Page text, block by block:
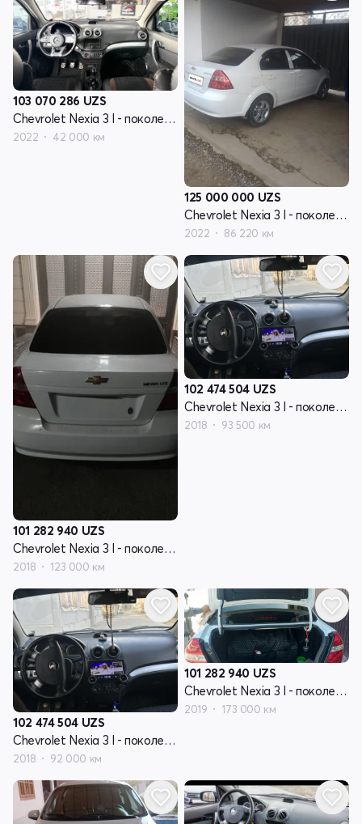
103 070 286 UZS
Chevrolet Nexia 3 I - поколение
2022 42 000 км
125 000 000 UZS
Chevrolet Nexia 3 I - поколение
2022 86 220 км
101 282 940 UZS
Chevrolet Nexia 3 I - поколение
2018 123 000 км
102 474 504 UZS
Chevrolet Nexia 3 I - поколение
2018 93 500 км
102 474 504 UZS
Chevrolet Nexia 3 I - поколение
2018 92 000 км
101 282 940 UZS
Chevrolet Nexia 3 I - поколение
2019 173 000 км